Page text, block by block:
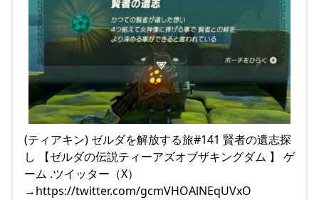
(ティアキン) ゼルダを解放する旅#141 賢者の遺志探
し 【ゼルダの伝説ティーアズオブザキングダム 】 ゲ
ーム .ツイッター（X）
→https://twitter.com/gcmVHOAlNEqUVxO